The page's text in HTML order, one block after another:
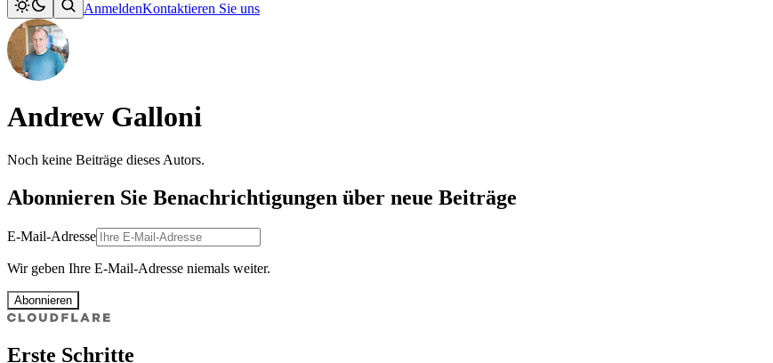
AnmeldenKontaktieren Sie uns
Andrew Galloni
Noch keine Beiträge dieses Autors.
Abonnieren Sie Benachrichtigungen über neue Beiträge
E-Mail-Adresse
Wir geben Ihre E-Mail-Adresse niemals weiter.
Abonnieren
Erste Schritte